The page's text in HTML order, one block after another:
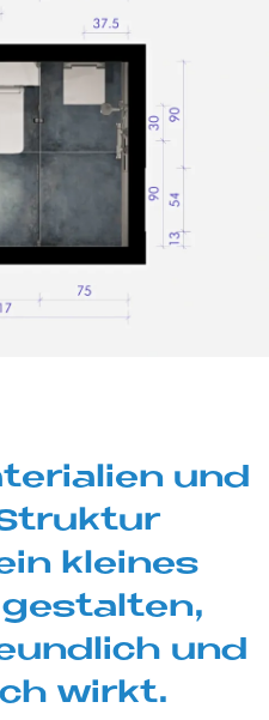
und
klei­nes
ge­stal­ten,
und
wir­kt.